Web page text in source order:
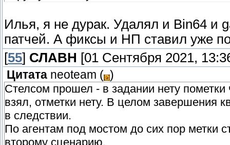
Илья, я не дурак. Удалял и Bin64 и
патчей. А фиксы и НП ставил уже
[55] СЛАВН [01 Сентября 2021,
Цитата neoteam ( )
Стелсом прошел - в задании нету
взял, отметки нету. В целом завершения
в следствии.
По агентам под мостом до сих пор метки
второму сценарию.